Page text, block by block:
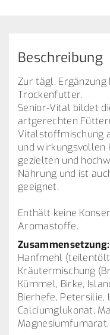
Beschreibung
Zur tägl. Ergänzung
Trockenfutter.
Senior-Vital bildet
artgerechten
Vitalstoffmischung
und wirkungsvollen
gezielten und
Nahrung und ist
geeignet.
Enthält keine
Aromastoffe.
Zusammensetzung:
Hanfmehl
Kräutermischung
Kümmel, Birke,
Bierhefe, Petersilie,
Calciumglukonat,
Magnesiumfumarat.